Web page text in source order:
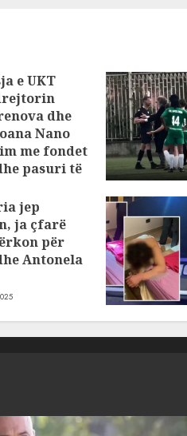
e UKT
dhe
Nano
me fondet
pasuri të
jep
ja çfarë
për
Antonela